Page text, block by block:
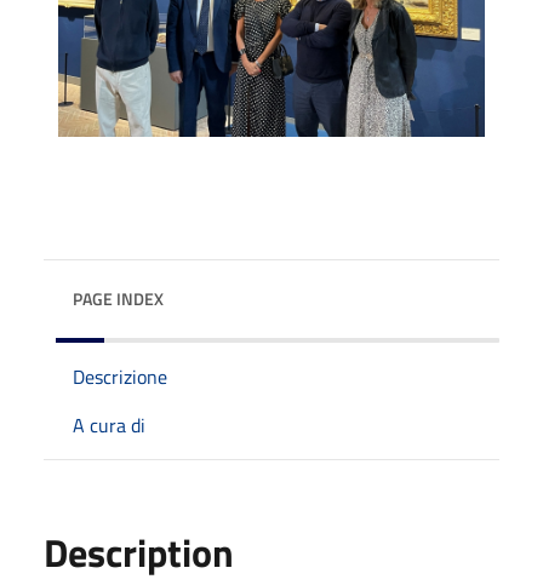
PAGE INDEX
Descrizione
A cura di
Description